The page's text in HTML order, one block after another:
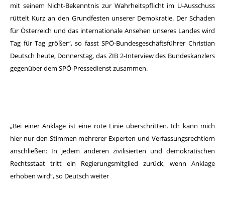
mit seinem Nicht-Bekenntnis zur Wahrheitspflicht im U-Ausschuss
rüttelt Kurz an den Grundfesten unserer Demokratie. Der Schaden
für Österreich und das internationale Ansehen unseres Landes wird
Tag für Tag größer“, so fasst SPÖ-Bundesgeschäftsführer Christian
Deutsch heute, Donnerstag, das ZIB 2-Interview des Bundeskanzlers
gegenüber dem SPÖ-Pressedienst zusammen.
„Bei einer Anklage ist eine rote Linie überschritten. Ich kann mich
hier nur den Stimmen mehrerer Experten und Verfassungsrechtlern
anschließen: In jedem anderen zivilisierten und demokratischen
Rechtsstaat tritt ein Regierungsmitglied zurück, wenn Anklage
erhoben wird“, so Deutsch weiter